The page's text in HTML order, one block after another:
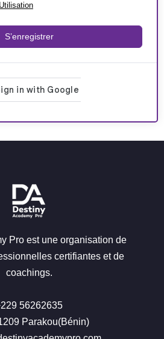
S’enregistrer
Pro est une organisation de
certifiantes et de
coachings.
56262635
Parakou(Bénin)